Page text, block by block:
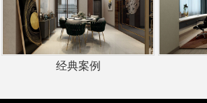
经典案例